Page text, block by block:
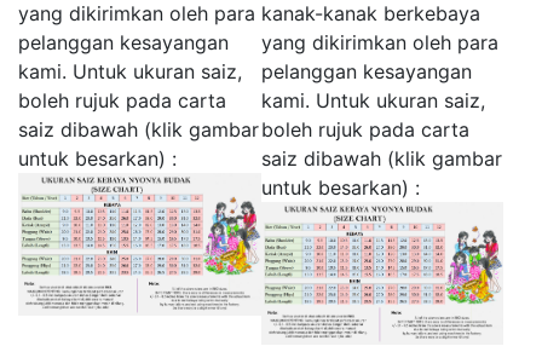
yang dikirimkan oleh para
pelanggan kesayangan
kami. Untuk ukuran saiz,
boleh rujuk pada carta
saiz dibawah (klik gambar
untuk besarkan) :
kanak-kanak berkebaya
yang dikirimkan oleh para
pelanggan kesayangan
kami. Untuk ukuran saiz,
boleh rujuk pada carta
saiz dibawah (klik gambar
untuk besarkan) :